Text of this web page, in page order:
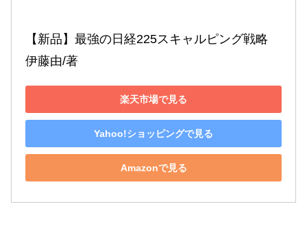
【新品】最強の日経225スキャルピング戦略
伊藤由/著
楽天市場で見る
Yahoo!ショッピングで見る
Amazonで見る